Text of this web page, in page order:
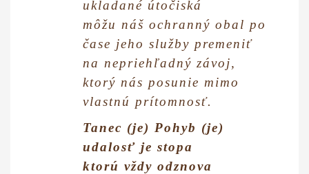
ukladané útočiská
môžu náš ochranný obal po
čase jeho služby premeniť
na nepriehľadný závoj,
ktorý nás posunie mimo
vlastnú prítomnosť.
Tanec (je) Pohyb (je)
udalosť je stopa
ktorú vždy odznova